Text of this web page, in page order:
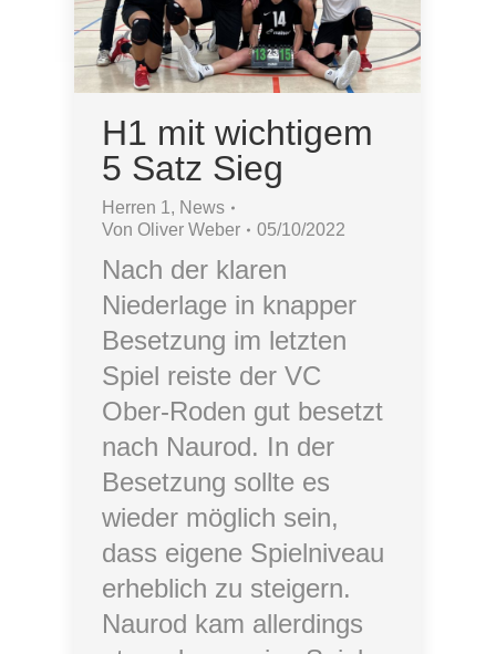
H1 mit wichtigem
5 Satz Sieg
Herren 1 , News
Von Oliver Weber 05/10/2022
Nach der klaren
Niederlage in knapper
Besetzung im letzten
Spiel reiste der VC
Ober-Roden gut besetzt
nach Naurod. In der
Besetzung sollte es
wieder möglich sein,
dass eigene Spielniveau
erheblich zu steigern.
Naurod kam allerdings